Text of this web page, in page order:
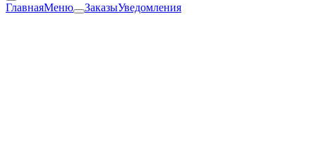
ГлавнаяМеню ЗаказыУведомления